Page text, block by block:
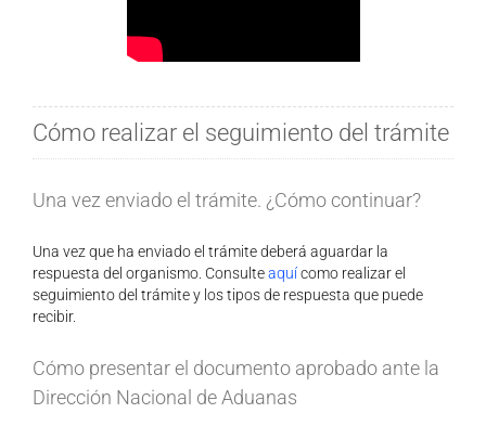
Cómo realizar el seguimiento del trámite
Una vez enviado el trámite. ¿Cómo continuar?
Una vez que ha enviado el trámite deberá aguardar la
respuesta del organismo. Consulteaquícomo realizar el
seguimiento del trámite y los tipos de respuesta que puede
recibir.
Cómo presentar el documento aprobado ante la
Dirección Nacional de Aduanas